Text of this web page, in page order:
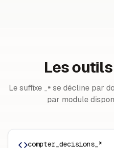
Les
Le suffixe _* se décline par
par module
compter_decisions_*